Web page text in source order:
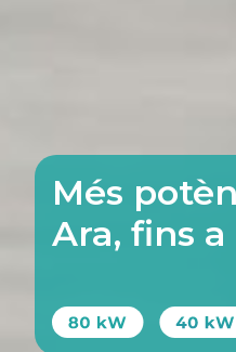
Més
Ara, fins